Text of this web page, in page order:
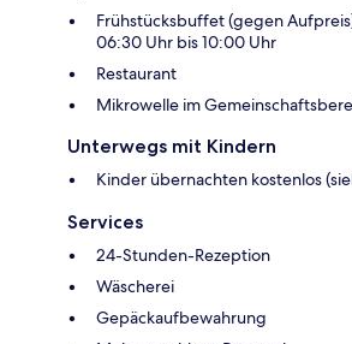
Frühstücksbuffet (gegen
06:30 Uhr bis 10:00 Uhr
Restaurant
Mikrowelle im
Unterwegs mit Kindern
Kinder übernachten kostenlos
Services
24-Stunden-Rezeption
Wäscherei
Gepäckaufbewahrung